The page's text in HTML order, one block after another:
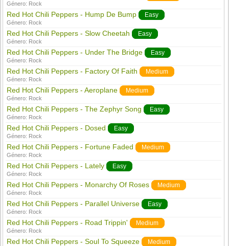
Género: Rock
Red Hot Chili Peppers - Hump De Bump Easy
Género: Rock
Red Hot Chili Peppers - Slow Cheetah Easy
Género: Rock
Red Hot Chili Peppers - Under The Bridge Easy
Género: Rock
Red Hot Chili Peppers - Factory Of Faith Medium
Género: Rock
Red Hot Chili Peppers - Aeroplane Medium
Género: Rock
Red Hot Chili Peppers - The Zephyr Song Easy
Género: Rock
Red Hot Chili Peppers - Dosed Easy
Género: Rock
Red Hot Chili Peppers - Fortune Faded Medium
Género: Rock
Red Hot Chili Peppers - Lately Easy
Género: Rock
Red Hot Chili Peppers - Monarchy Of Roses Medium
Género: Rock
Red Hot Chili Peppers - Parallel Universe Easy
Género: Rock
Red Hot Chili Peppers - Road Trippin' Medium
Género: Rock
Red Hot Chili Peppers - Soul To Squeeze Medium